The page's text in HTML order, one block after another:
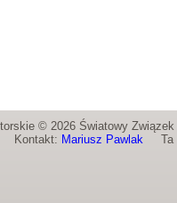
© 2026 Światowy
Kontakt: Mariusz PawlakTa